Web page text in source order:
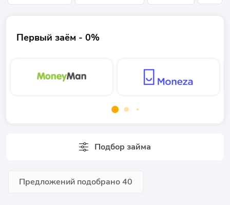
Первый заём - 0%
Подбор займа
Предложений подобрано40